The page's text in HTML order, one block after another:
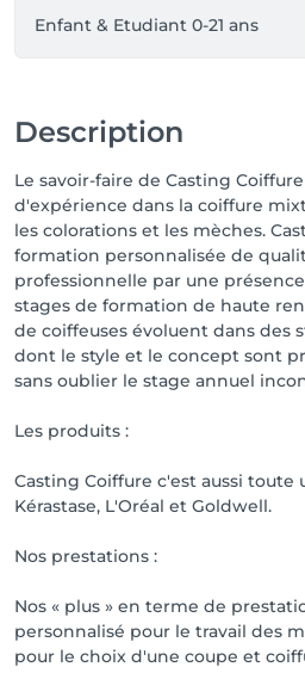
Enfant & Etudiant 0-21 ans
Description
Le savoir-faire de Casting
d'expérience dans la coiffure
les colorations et les mèches.
formation personnalisée de
professionnelle par une
stages de formation de haute
de coiffeuses évoluent dans des
dont le style et le concept sont
sans oublier le stage annuel
Les produits :
Casting Coiffure c'est aussi
Kérastase, L'Oréal et Goldwell.
Nos prestations :
Nos « plus » en terme de
personnalisé pour le travail des
pour le choix d'une coupe et